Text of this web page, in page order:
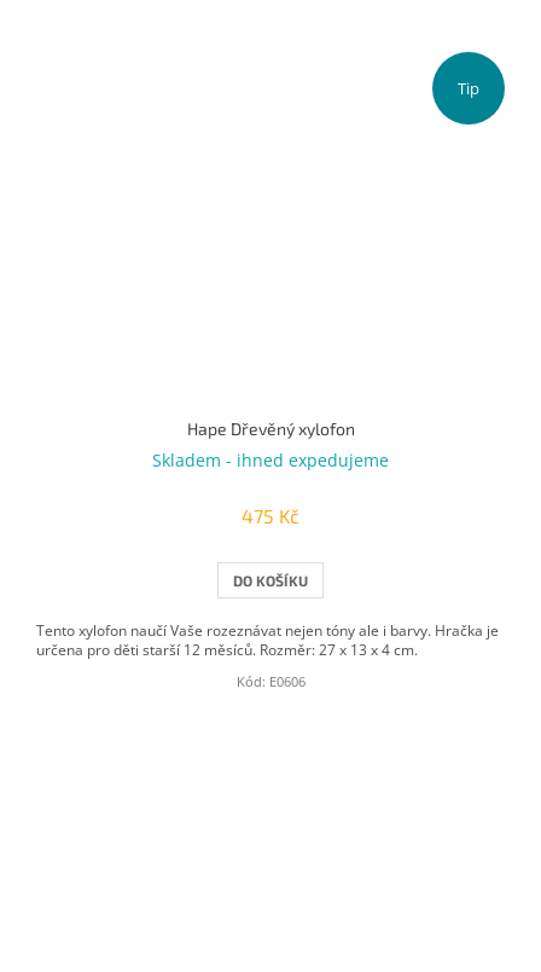
Tip
Hape Dřevěný xylofon
Skladem - ihned expedujeme
475 Kč
DO KOŠÍKU
Tento xylofon naučí Vaše rozeznávat nejen tóny ale i barvy. Hračka je
určena pro děti starší 12 měsíců. Rozměr: 27 x 13 x 4 cm.
Kód: E0606